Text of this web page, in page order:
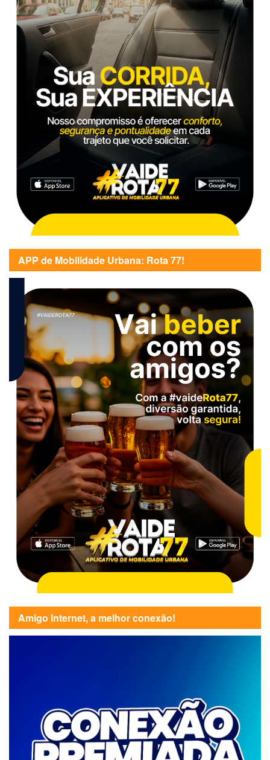
APP de Mobilidade Urbana: Rota 77!
Amigo Internet, a melhor conexão!